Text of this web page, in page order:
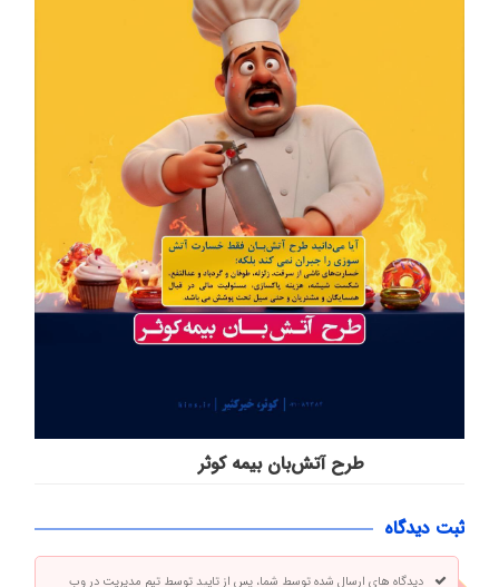
طرح آتش‌بان بیمه کوثر
ثبت دیدگاه
دیدگاه های ارسال شده توسط شما، پس از تایید توسط تیم مدیریت در وب